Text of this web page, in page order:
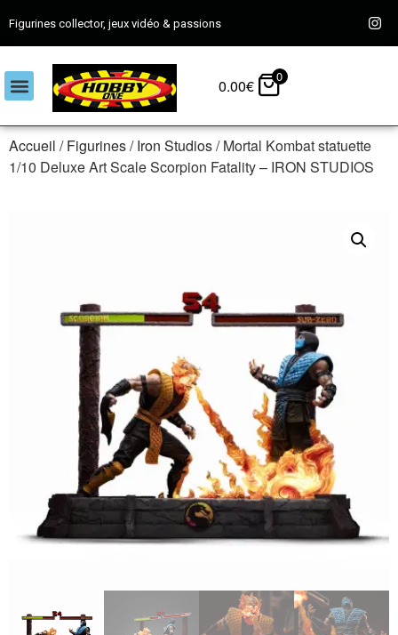
Figurines collector, jeux vidéo & passions
0.00€ 0
Accueil /Figurines/Iron Studios/ Mortal Kombat statuette
1/10 Deluxe Art Scale Scorpion Fatality – IRON STUDIOS